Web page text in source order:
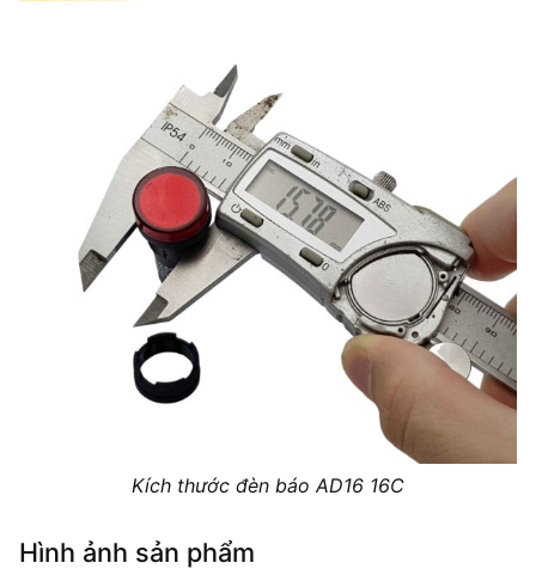
Kích thước đèn báo AD16 16C
Hình ảnh sản phẩm